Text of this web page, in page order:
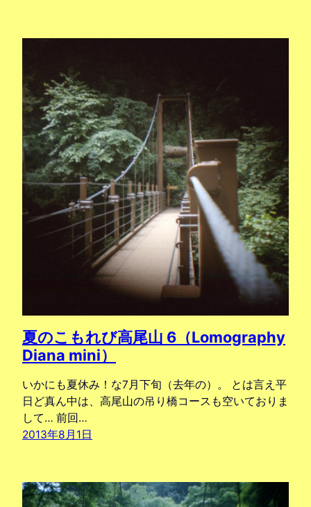
夏のこもれび高尾山 6（Lomography
Diana mini）
いかにも夏休み！な7月下旬（去年の）。 とは言え平
日ど真ん中は、高尾山の吊り橋コースも空いておりま
して… 前回…
2013年8月1日